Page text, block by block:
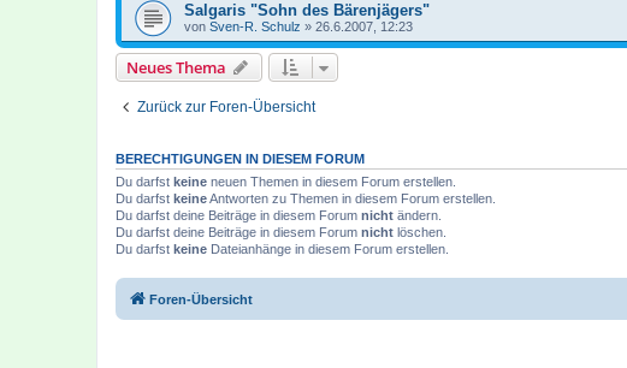
Salgaris "Sohn des Bärenjägers"
von Sven-R. Schulz » 26.6.2007, 12:23
Neues Thema
Zurück zur Foren-Übersicht
BERECHTIGUNGEN IN DIESEM FORUM
Du darfst keine neuen Themen in diesem Forum erstellen.
Du darfst keineAntworten zu Themen in diesem Forum erstellen.
Du darfst deine Beiträge in diesem Forum nicht ändern.
Du darfst deine Beiträge in diesem Forum nicht löschen.
Du darfst keine Dateianhänge in diesem Forum erstellen.
Foren-Übersicht